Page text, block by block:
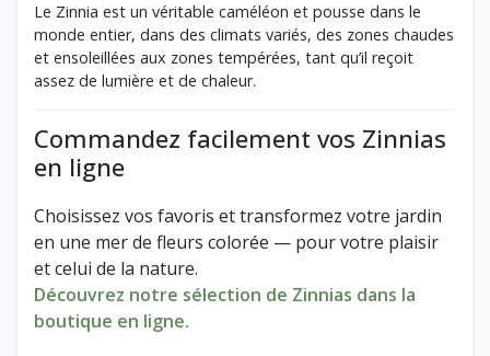
Le Zinnia est un véritable caméléon et pousse dans le
monde entier, dans des climats variés, des zones chaudes
et ensoleillées aux zones tempérées, tant qu’il reçoit
assez de lumière et de chaleur.
Commandez facilement vos Zinnias
en ligne
Choisissez vos favoris et transformez votre jardin
en une mer de fleurs colorée — pour votre plaisir
et celui de la nature.
Découvrez notre sélection de Zinnias dans la
boutique en ligne.